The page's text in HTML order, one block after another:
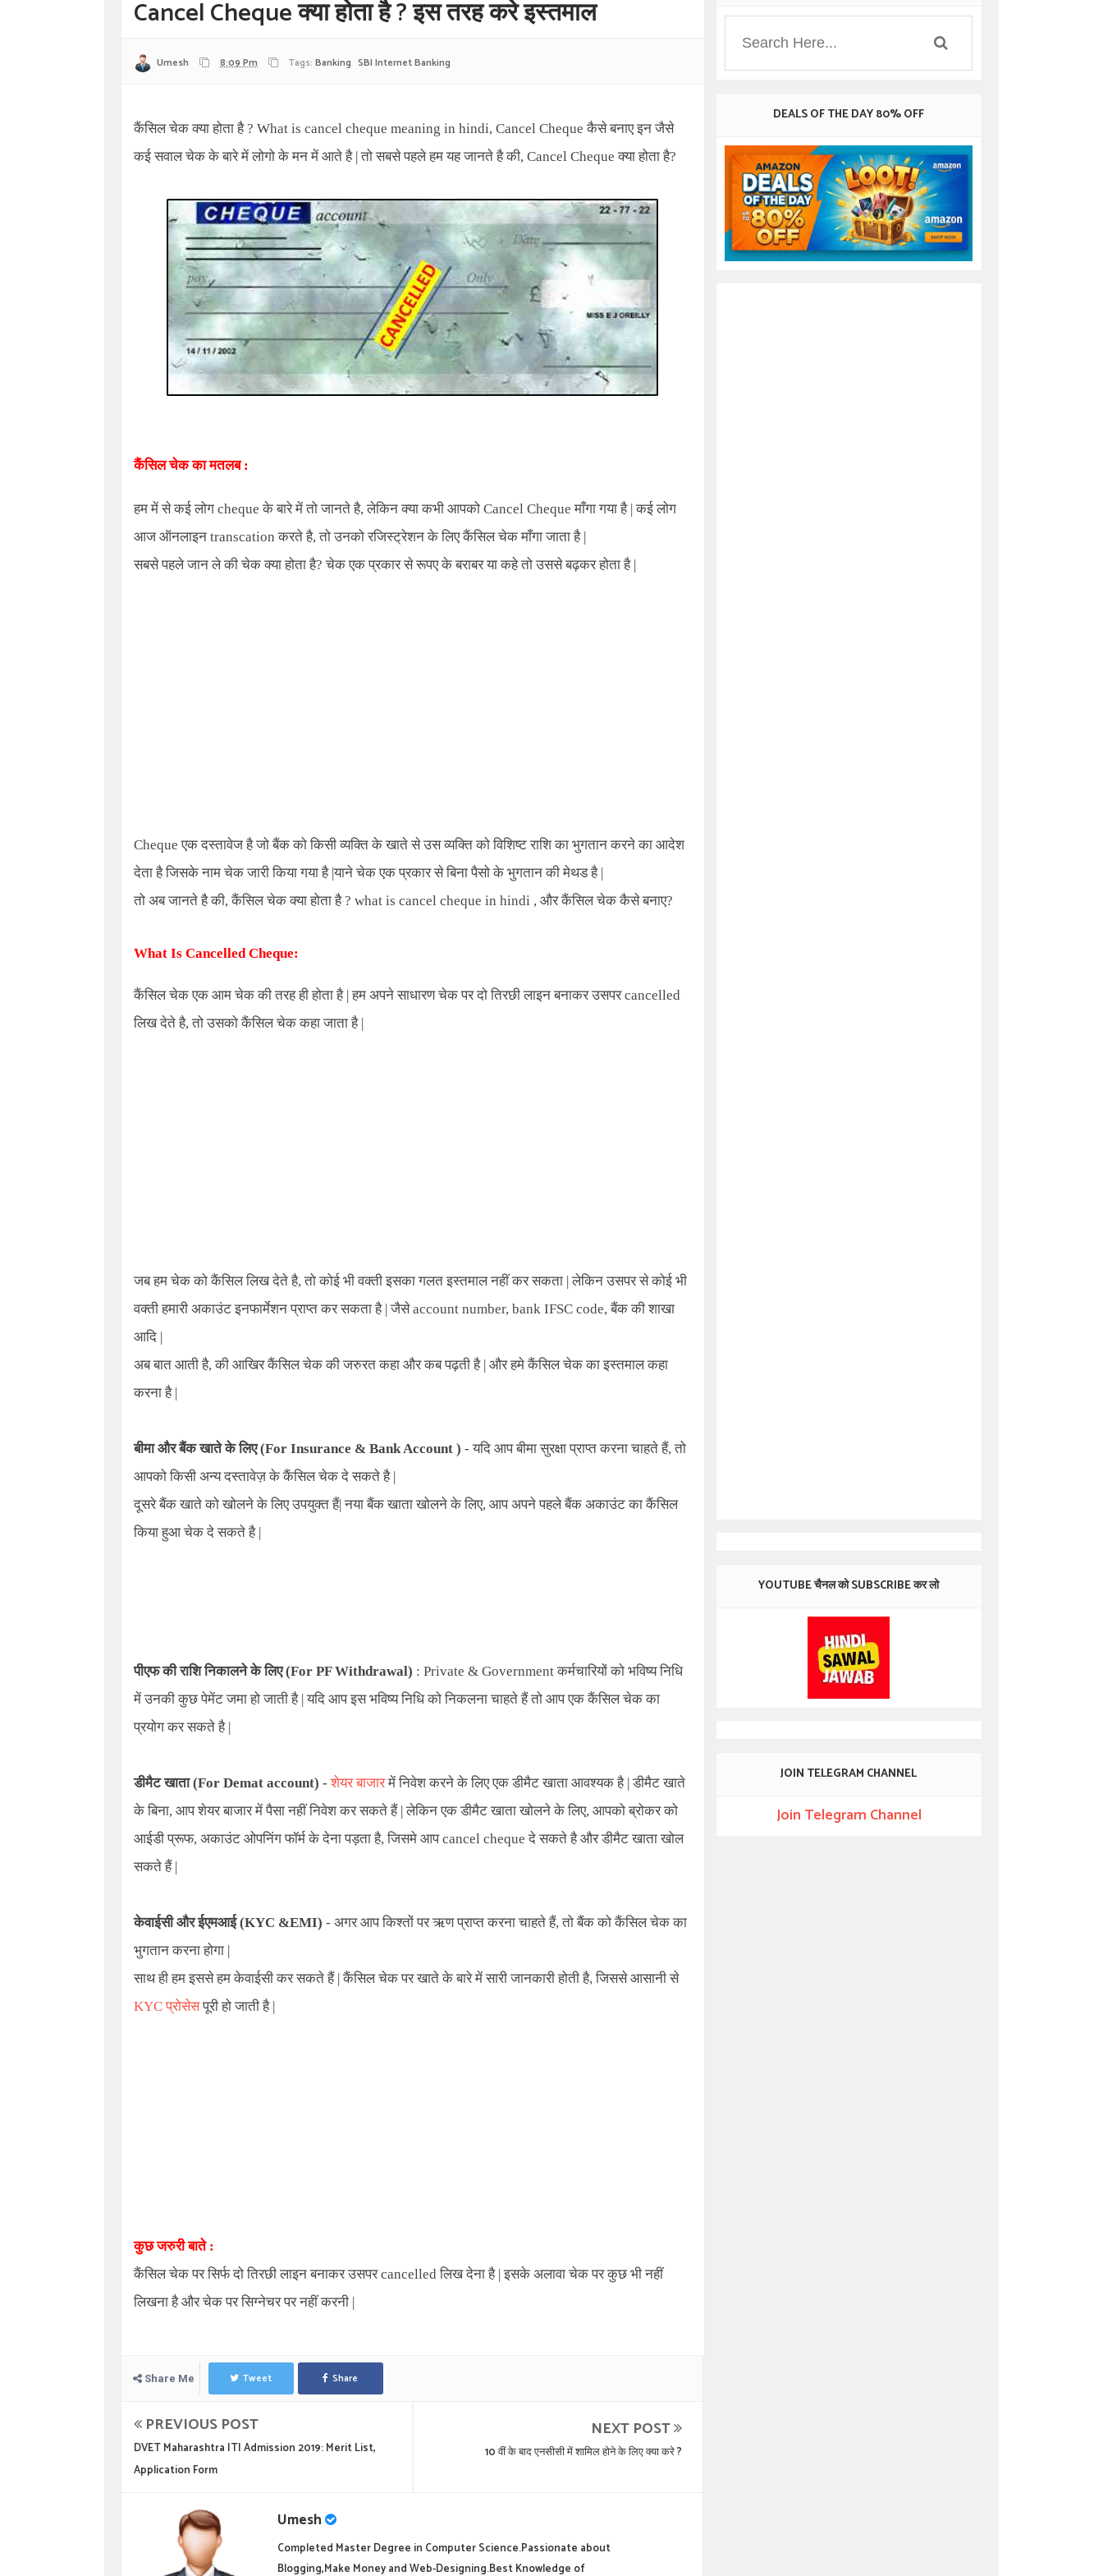
Cancel Cheque क्या होता है ? इस तरह करे इस्तमाल
Umesh 8:09 Pm Tags: Banking SBI Internet Banking
कैंसिल चेक क्या होता है? What is cancel cheque meaning in hindi, Cancel Chequeकैसे बनाए इन जैसे
कई सवाल चेक के बारे में लोगो के मन में आते है |तो सबसे पहले हम यह जानते है की, Cancel Chequeक्या होता है?
कैंसिल चेक का मतलब :
हम में से कई लोग cheque के बारे में तो जानते है, लेकिन क्या कभी आपको Cancel Cheque माँगा गया है | कई लोग
आज ऑनलाइन transcation करते है, तो उनको रजिस्ट्रेशन के लिए कैंसिल चेक माँगा जाता है |
सबसे पहले जान ले की चेक क्या होता है? चेक एक प्रकार से रूपए के बराबर या कहे तो उससे बढ़कर होता है |
Chequeएक दस्तावेज है जो बैंक को किसी व्यक्ति के खाते से उस व्यक्ति को विशिष्ट राशि का भुगतान करने का आदेश
देता है जिसके नाम चेक जारी किया गया है |याने चेक एक प्रकार से बिना पैसो के भुगतान की मेथड है |
तो अब जानते है की, कैंसिल चेक क्या होता है ? what is cancel cheque in hindi , और कैंसिल चेक कैसे बनाए?
What Is Cancelled Cheque:
कैंसिल चेक एक आम चेक की तरह ही होता है | हम अपने साधारण चेक पर दो तिरछी लाइन बनाकर उसपर cancelled
लिख देते है, तो उसको कैंसिल चेक कहा जाता है |
जब हम चेक को कैंसिल लिख देते है, तो कोई भी वक्ती इसका गलत इस्तमाल नहीं कर सकता | लेकिन उसपर से कोई भी
वक्ती हमारी अकाउंट इनफार्मेशन प्राप्त कर सकता है | जैसे account number, bank IFSC code, बैंक की शाखा
आदि |
अब बात आती है, की आखिर कैंसिल चेक की जरुरत कहा और कब पढ़ती है | और हमे कैंसिल चेक का इस्तमाल कहा
करना है |
बीमा और बैंक खाते के लिए(For Insurance & Bank Account ) - यदि आप बीमा सुरक्षा प्राप्त करना चाहते हैं,तो
आपको किसी अन्य दस्तावेज़ के कैंसिल चेक दे सकते है |
दूसरे बैंक खाते को खोलने के लिए उपयुक्त हैं| नया बैंक खाता खोलने के लिए, आप अपने पहले बैंक अकाउंट का कैंसिल
किया हुआ चेक दे सकते है |
पीएफ की राशि निकालने के लिए(For PF Withdrawal) : Private & Governmentकर्मचारियों को भविष्य निधि
में उनकी कुछ पेमेंट जमा हो जाती है | यदि आप इस भविष्य निधि को निकलना चाहते हैं तो आप एक कैंसिल चेक का
प्रयोग कर सकते है |
डीमैट खाता (For Demat account) - शेयर बाजारमें निवेश करने के लिए एक डीमैट खाता आवश्यक है | डीमैट खाते
के बिना, आप शेयर बाजार में पैसा नहीं निवेश कर सकते हैं | लेकिन एक डीमैट खाता खोलने के लिए, आपको ब्रोकर को
आईडी प्रूफ, अकाउंट ओपनिंग फॉर्म के देना पड़ता है, जिसमे आप cancel cheque दे सकते है और डीमैट खाता खोल
सकते हैं |
केवाईसी और ईएमआई (KYC &EMI) - अगर आप किश्तों पर ऋण प्राप्त करना चाहते हैं,तो बैंक को कैंसिल चेक का
भुगतान करना होगा |
साथ ही हम इससे हम केवाईसी कर सकते हैं | कैंसिल चेक पर खाते के बारे में सारी जानकारी होती है, जिससे आसानी से
KYC प्रोसेसपूरी हो जाती है |
कुछ जरुरी बाते :
कैंसिल चेक पर सिर्फ दो तिरछी लाइन बनाकर उसपर cancelled लिख देना है | इसके अलावा चेक पर कुछ भी नहीं
लिखना है और चेक पर सिग्नेचर पर नहीं करनी |
Share Me Tweet Share
PREVIOUS POST
DVET Maharashtra ITI Admission 2019: Merit List,
Application Form
NEXT POST
10 वीं के बाद एनसीसी में शामिल होने के लिए क्या करे ?
Umesh
Completed Master Degree in Computer Science.Passionate about
Blogging,Make Money and Web-Designing.Best Knowledge of
DEALS OF THE DAY 80% OFF
YOUTUBE चैनल को SUBSCRIBE कर लो
JOIN TELEGRAM CHANNEL
Join Telegram Channel